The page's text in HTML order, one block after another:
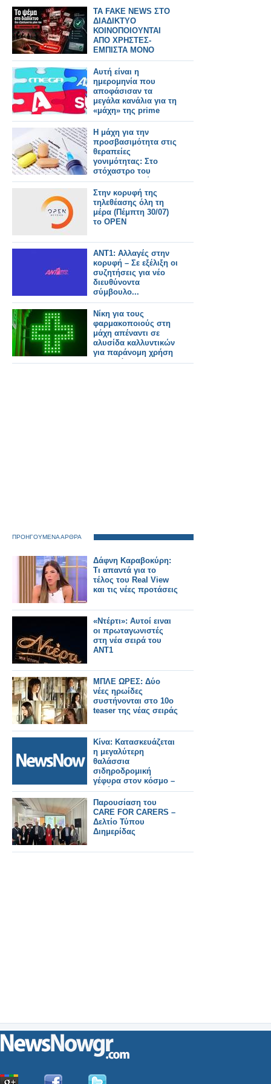
TA FAKE NEWS ΣΤΟ
ΔΙΑΔΙΚΤΥΟ
ΚΟΙΝΟΠΟΙΟΥΝΤΑΙ
ΑΠΟ ΧΡΗΣΤΕΣ-
ΕΜΠΙΣΤΑ ΜΟΝΟ
ΑΞΙΟΠΙΣΤΑ SITE
Αυτή είναι η
ημερομηνία που
αποφάσισαν τα
μεγάλα κανάλια για τη
«μάχη» της prime
time
Η μάχη για την
προσβασιμότητα στις
θεραπείες
γονιμότητας: Στο
στόχαστρο του
φαρμακευτικού
κόσμου οι πρακτικές
της εταιρείας Merck
Στην κορυφή της
τηλεθέασης όλη τη
μέρα (Πέμπτη 30/07)
το OPEN
ΑΝΤ1: Αλλαγές στην
κορυφή – Σε εξέλιξη οι
συζητήσεις για νέο
διευθύνοντα
σύμβουλο...
Νίκη για τους
φαρμακοποιούς στη
μάχη απέναντι σε
αλυσίδα καλλυντικών
για παράνομη χρήση
του πράσινου
ΠΡΟΗΓΟΥΜΕΝΑ ΑΡΘΡΑ
Δάφνη Καραβοκύρη:
Τι απαντά για το
τέλος του Real View
και τις νέες προτάσεις
«Ντέρτι»: Αυτοί ειναι
οι πρωταγωνιστές
στη νέα σειρά του
ΑΝΤ1
ΜΠΛΕ ΩΡΕΣ: Δύο
νέες ηρωίδες
συστήνονται στο 10ο
teaser της νέας σειράς
Κίνα: Κατασκευάζεται
η μεγαλύτερη
θαλάσσια
σιδηροδρομική
γέφυρα στον κόσμο –
Ταχύτητα 350 χλμ./
ώρα!
Παρουσίαση του
CARE FOR CARERS –
Δελτίο Τύπου
Διημερίδας